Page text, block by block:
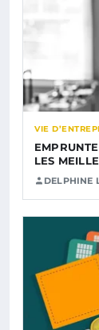
VIE
LES
DELPHINE